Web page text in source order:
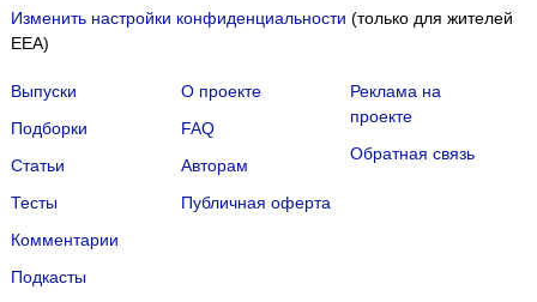
Изменить настройки конфиденциальности (только для жителей
EEA)
Выпуски
Подборки
Статьи
Тесты
Комментарии
Подкасты
О проекте
FAQ
Авторам
Публичная оферта
Реклама на
проекте
Обратная связь